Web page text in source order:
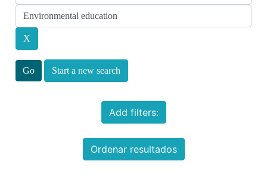
Start a new search
Add filters:
Ordenar resultados